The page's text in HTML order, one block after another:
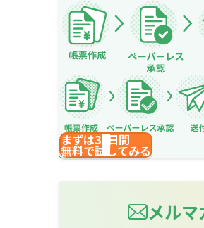
まずは30日間
無料で試してみる
メルマ